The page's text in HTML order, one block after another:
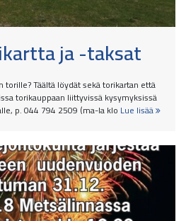
ja -taksat
torille? Täältä löydät sekä torikartan että
torikauppaan liittyvissä kysymyksissä
p. 044 794 2509 (ma-la klo Lue lisää